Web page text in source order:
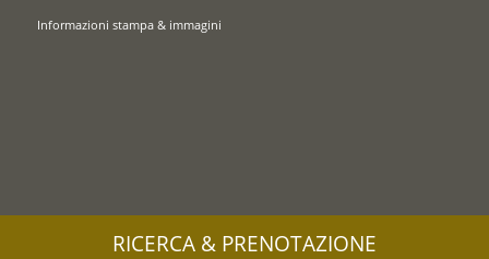
Informazioni stampa & immagini
RICERCA & PRENOTAZIONE